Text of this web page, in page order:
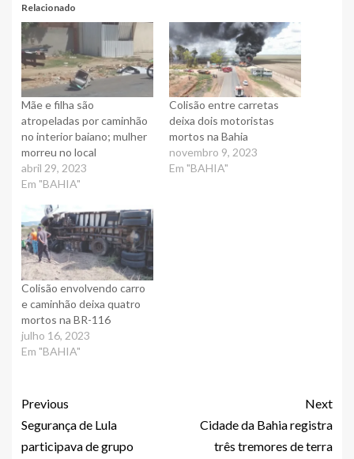
Relacionado
Mãe e filha são
atropeladas por caminhão
no interior baiano; mulher
morreu no local
abril 29, 2023
Em "BAHIA"
Colisão entre carretas
deixa dois motoristas
mortos na Bahia
novembro 9, 2023
Em "BAHIA"
Colisão envolvendo carro
e caminhão deixa quatro
mortos na BR-116
julho 16, 2023
Em "BAHIA"
Previous
Segurança de Lula
participava de grupo
Next
Cidade da Bahia registra
três tremores de terra